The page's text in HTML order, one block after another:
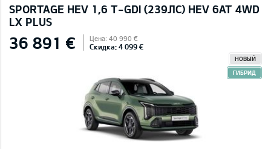
SPORTAGE HEV 1,6 T-GDI (239ЛС) HEV 6AT 4WD
LX PLUS
36 891 € Цена: 40 990 €
Скидка: 4 099 €
НОВЫЙ
ГИБРИД